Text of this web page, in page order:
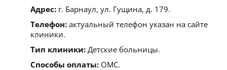
Адрес: г. Барнаул, ул. Гущина, д. 179.
Телефон: актуальный телефон указан на сайте
клиники.
Тип клиники: Детские больницы.
Способы оплаты: ОМС.